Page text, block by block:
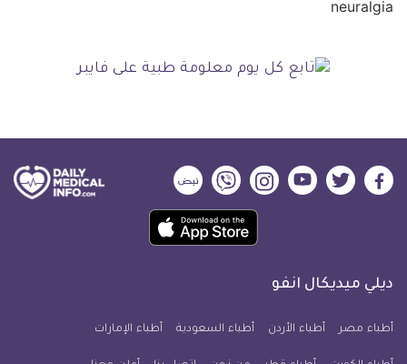
ديلي
فيسبوك
ديلي
تويتر
ديلي
ميديكال
يوتيوب
ديلي
ميديكال
انفو
ديلي
ميديكال
انفو
ديلي
ميديكال
انفو
حمل
تطبيق
معلومة
ديلي ميديكال انفو
أطباء مصر أطباء الأردن أطباء السعودية أطباء الإمارات